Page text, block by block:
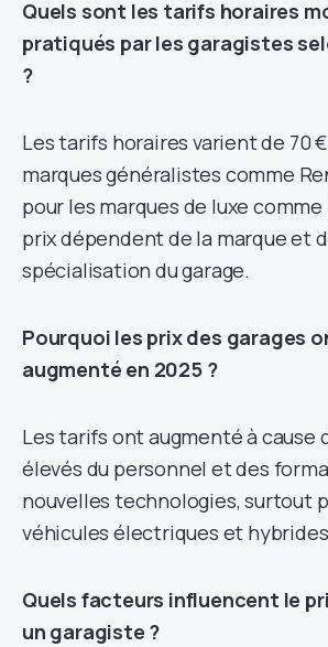
Quels sont les tarifs horaires
pratiqués par les garagistes
?
Les tarifs horaires varient de 70
marques généralistes comme
pour les marques de luxe
prix dépendent de la marque et
spécialisation du garage.
Pourquoi les prix des garages
augmenté en 2025 ?
Les tarifs ont augmenté à cause
élevés du personnel et des
nouvelles technologies, surtout
véhicules électriques et
Quels facteurs influencent le
un garagiste ?